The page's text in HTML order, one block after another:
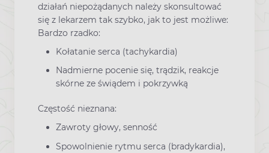
działań niepożądanych należy skonsultować
się z lekarzem tak szybko, jak to jest możliwe:
Bardzo rzadko:
Kołatanie serca (tachykardia)
Nadmierne pocenie się, trądzik, reakcje
skórne ze świądem i pokrzywką
Częstość nieznana:
Zawroty głowy, senność
Spowolnienie rytmu serca (bradykardia),